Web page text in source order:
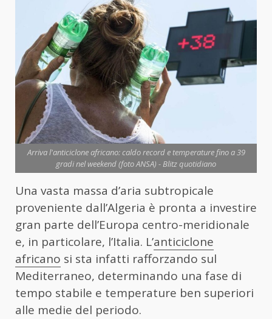
Arriva l'anticiclone africano: caldo record e temperature fino a 39
gradi nel weekend (foto ANSA) - Blitz quotidiano
Una vasta massa d’aria subtropicale
proveniente dall’Algeria è pronta a investire
gran parte dell’Europa centro-meridionale
e, in particolare, l’Italia. L’anticiclone
africano si sta infatti rafforzando sul
Mediterraneo, determinando una fase di
tempo stabile e temperature ben superiori
alle medie del periodo.